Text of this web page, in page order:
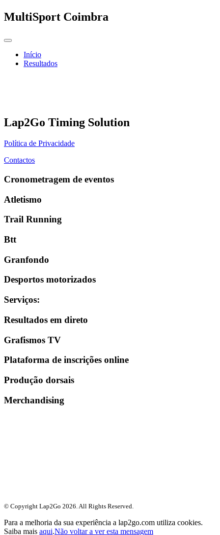
MultiSport Coimbra
Início
Resultados
Lap2Go Timing Solution
Política de Privacidade
Contactos
Cronometragem de eventos
Atletismo
Trail Running
Btt
Granfondo
Desportos motorizados
Serviços:
Resultados em direto
Grafismos TV
Plataforma de inscrições online
Produção dorsais
Merchandising
© Copyright Lap2Go 2026. All Rights Reserved.
Para a melhoria da sua experiência a lap2go.com utiliza cookies.
Saiba mais aqui.Não voltar a ver esta mensagem